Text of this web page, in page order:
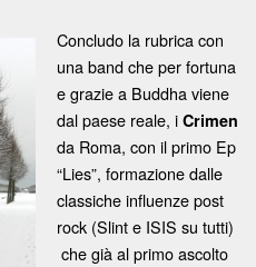
Concludo la rubrica con
una band che per fortuna
e grazie a Buddha viene
dal paese reale, iCrimen
da Roma, con il primo Ep
“Lies”, formazione dalle
classiche influenze post
rock (Slint e ISIS su tutti)
che già al primo ascolto